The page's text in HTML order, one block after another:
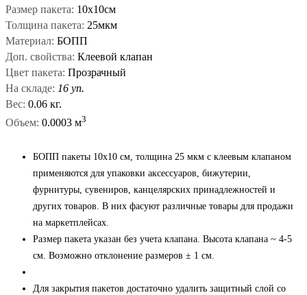
Размер пакета: 10x10см
Толщина пакета: 25мкм
Материал: БОПП
Доп. свойства: Клеевой клапан
Цвет пакета: Прозрачный
На складе: 16 уп.
Вес: 0.06 кг.
Объем: 0.0003 м3
БОПП пакеты 10x10 см, толщина 25 мкм с клеевым клапаном
применяются для упаковки аксессуаров, бижутерии,
фурнитуры, сувениров, канцелярских принадлежностей и
других товаров. В них фасуют различные товары для продажи
на маркетплейсах.
Размер пакета указан без учета клапана. Высота клапана ~ 4-5
см. Возможно отклонение размеров ± 1 см.
Для закрытия пакетов достаточно удалить защитный слой со